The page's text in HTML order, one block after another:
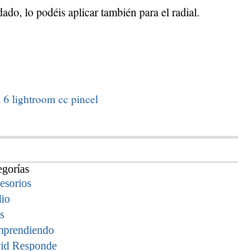
lo podéis aplicar también para el radial.
6lightroom cc pincel
Responde